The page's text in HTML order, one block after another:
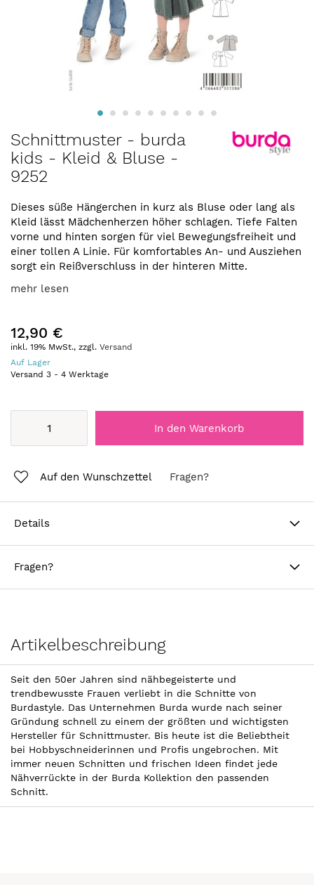
Anfang
der
Bildergalerie
Schnittmuster - burda
kids - Kleid & Bluse -
9252
Dieses süße Hängerchen in kurz als Bluse oder lang als
Kleid lässt Mädchenherzen höher schlagen. Tiefe Falten
vorne und hinten sorgen für viel Bewegungsfreiheit und
einer tollen A Linie. Für komfortables An- und Ausziehen
sorgt ein Reißverschluss in der hinteren Mitte.
mehr lesen
12,90 €
inkl. 19% MwSt., zzgl. Versand
Auf Lager
Versand 3 - 4 Werktage
In den Warenkorb
Auf den Wunschzettel Fragen?
Details
Fragen?
Artikelbeschreibung
Seit den 50er Jahren sind nähbegeisterte und
trendbewusste Frauen verliebt in die Schnitte von
Burdastyle. Das Unternehmen Burda wurde nach seiner
Gründung schnell zu einem der größten und wichtigsten
Hersteller für Schnittmuster. Bis heute ist die Beliebtheit
bei Hobbyschneiderinnen und Profis ungebrochen. Mit
immer neuen Schnitten und frischen Ideen findet jede
Nähverrückte in der Burda Kollektion den passenden
Schnitt.